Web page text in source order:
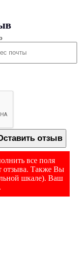
отзыв
все поля
отзыва. Также Вы
шкале). Ваш